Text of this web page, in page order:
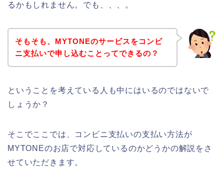
るかもしれません。でも、、、。
そもそも、MYTONEのサービスをコンビ
ニ支払いで申し込むことってできるの？
ということを考えている人も中にはいるのではないで
しょうか？
そこでここでは、コンビニ支払いの支払い方法が
MYTONEのお店で対応しているのかどうかの解説をさ
せていただきます。